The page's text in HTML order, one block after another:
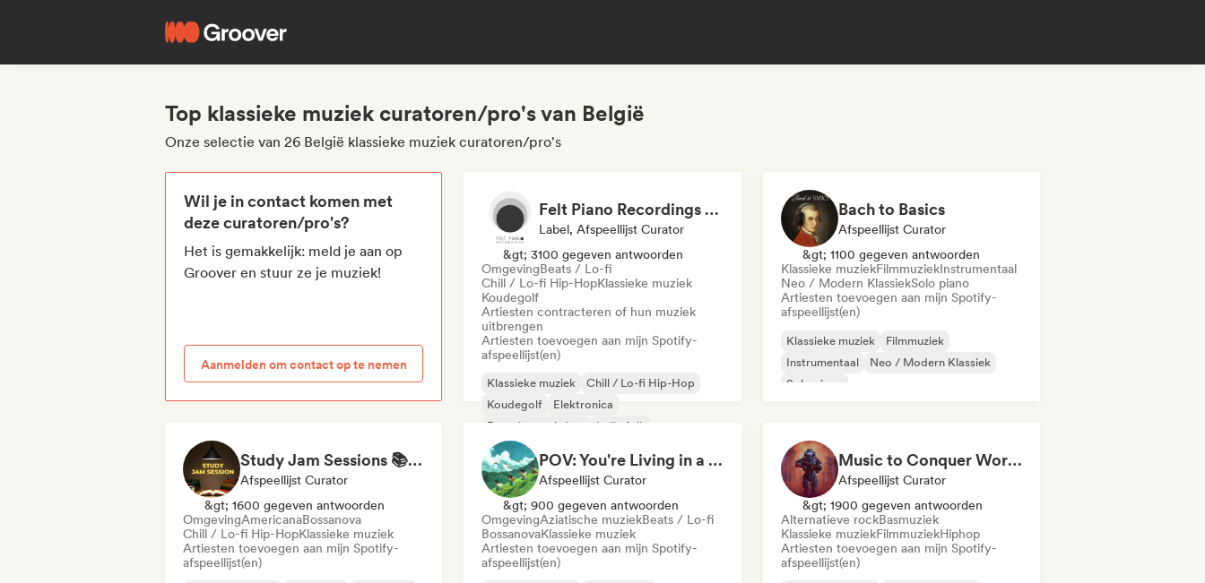
Top klassieke muziek curatoren/pro's van België
Onze selectie van 26 België klassieke muziek curatoren/pro's
Wil je in contact komen met
deze curatoren/pro's?
Het is gemakkelijk: meld je aan op
Groover en stuur ze je muziek!
Aanmelden om contact op te nemen
Felt Piano Recordings (label, playlists)
Label, Afspeellijst Curator
&gt; 3100 gegeven antwoorden
OmgevingBeats / Lo-fi
Chill / Lo-fi Hip-HopKlassieke muziek
Koudegolf
Artiesten contracteren of hun muziek
uitbrengen
Artiesten toevoegen aan mijn Spotify-
afspeellijst(en)
Klassieke muziek
Chill / Lo-fi Hip-Hop
Koudegolf
Elektronica
Experimentele jazz
Indie folk
Instrumentaal
Bach to Basics
Afspeellijst Curator
&gt; 1100 gegeven antwoorden
Klassieke muziekFilmmuziekInstrumentaal
Neo / Modern KlassiekSolo piano
Artiesten toevoegen aan mijn Spotify-
afspeellijst(en)
Klassieke muziek
Filmmuziek
Instrumentaal
Neo / Modern Klassiek
Solo piano
Study Jam Sessions 📚 Indie Folk, Dream Pop & Singer-Songwriter
Afspeellijst Curator
&gt; 1600 gegeven antwoorden
OmgevingAmericanaBossanova
Chill / Lo-fi Hip-HopKlassieke muziek
Artiesten toevoegen aan mijn Spotify-
afspeellijst(en)
POV: You're Living in a Studio Ghibli Movie 🌱 Neo-Classical Piano & Dream Pop
Afspeellijst Curator
&gt; 900 gegeven antwoorden
OmgevingAziatische muziekBeats / Lo-fi
BossanovaKlassieke muziek
Artiesten toevoegen aan mijn Spotify-
afspeellijst(en)
Music to Conquer Worlds To ⚔️ Epic Orchestral, Cinematic & Trailer Music
Afspeellijst Curator
&gt; 1900 gegeven antwoorden
Alternatieve rockBasmuziek
Klassieke muziekFilmmuziekHiphop
Artiesten toevoegen aan mijn Spotify-
afspeellijst(en)